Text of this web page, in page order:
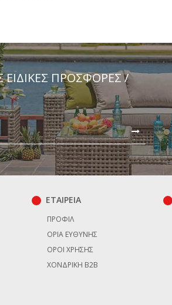
ΠΡΟΣΦΟΡΈΣ /
ΕΤΑΙΡΕΙΑ
ΠΡΟΦΊΛ
ΌΡΙΑ ΕΥΘΎΝΗΣ
ΌΡΟΙ ΧΡΉΣΗΣ
ΧΟΝΔΡΙΚΉ B2B